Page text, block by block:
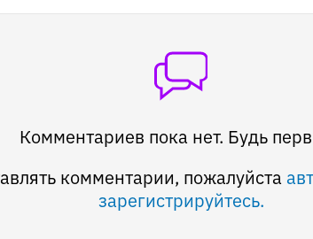
Комментариев пока нет. Будь
комментарии, пожалуйста
зарегистрируйтесь.